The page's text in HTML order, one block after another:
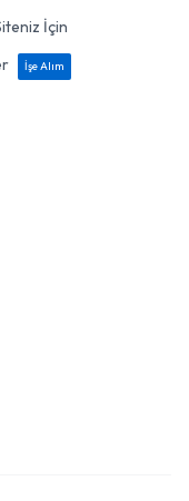
İçin
İşe Alım